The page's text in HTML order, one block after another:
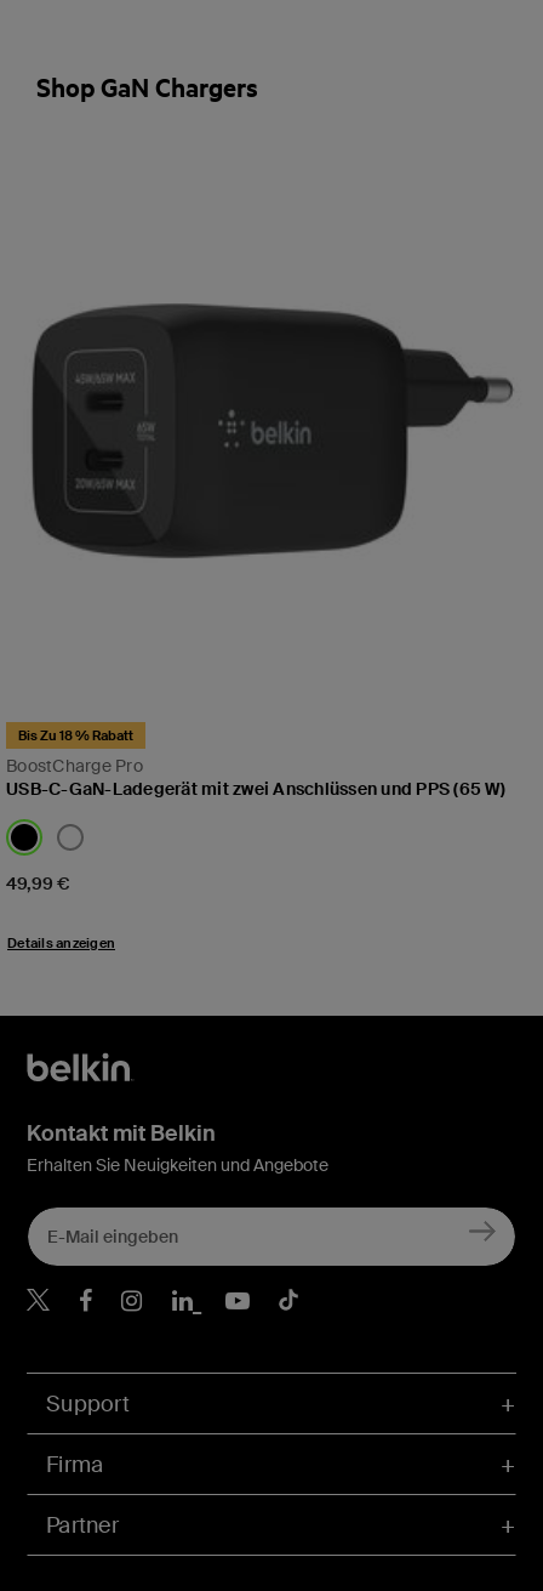
Shop GaN Chargers
BoostCharge Pro
Bis Zu 18 % Rabatt
USB-C-GaN-Ladegerät mit zwei Anschlüssen und PPS (65 W)
Price:
49,99 €
Details anzeigen
Support
Firma
Partner
Kontakt mit Belkin
Erhalten Sie Neuigkeiten und Angebote
Belkin Twitter
Belkin Facebook
Belkin Instagram
Belkin LinkedIn
Belkin Youtube
Belkin TikTok